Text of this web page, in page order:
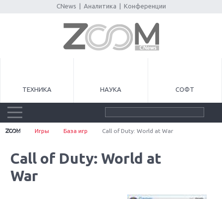
CNews Аналитика Конференции
ТЕХНИКА НАУКА СОФТ
Игры База игр Call of Duty: World at War
Call of Duty: World at
War